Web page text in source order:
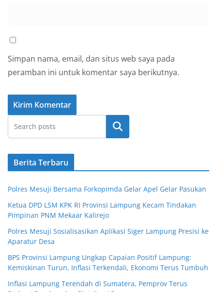
Simpan nama, email, dan situs web saya pada
peramban ini untuk komentar saya berikutnya.
Cari
Berita Terbaru
Polres Mesuji Bersama Forkopimda Gelar Apel Gelar Pasukan
Ketua DPD LSM KPK RI Provinsi Lampung Kecam Tindakan
Pimpinan PNM Mekaar Kalirejo
Polres Mesuji Sosialisasikan Aplikasi Siger Lampung Presisi ke
Aparatur Desa
BPS Provinsi Lampung Ungkap Capaian Positif Lampung:
Kemiskinan Turun, Inflasi Terkendali, Ekonomi Terus Tumbuh
Inflasi Lampung Terendah di Sumatera, Pemprov Terus